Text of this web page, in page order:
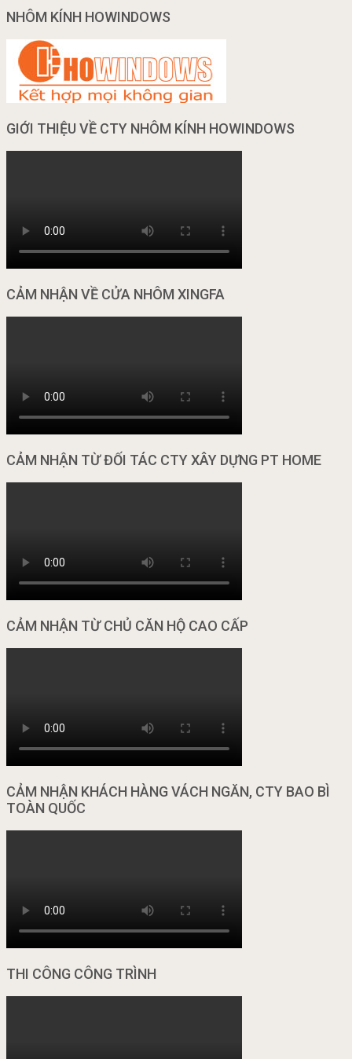
NHÔM KÍNH HOWINDOWS
GIỚI THIỆU VỀ CTY NHÔM KÍNH HOWINDOWS
CẢM NHẬN VỀ CỬA NHÔM XINGFA
CẢM NHẬN TỪ ĐỐI TÁC CTY XÂY DỰNG PT HOME
CẢM NHẬN TỪ CHỦ CĂN HỘ CAO CẤP
CẢM NHẬN KHÁCH HÀNG VÁCH NGĂN, CTY BAO BÌ
TOÀN QUỐC
THI CÔNG CÔNG TRÌNH